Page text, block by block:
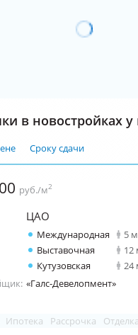
в новостройках у
Сроку сдачи
руб./м2
ЦАО
Международная
5
Выставочная
12
Кутузовская
24
«Галс-Девелопмент»
Ипотека Рассрочка